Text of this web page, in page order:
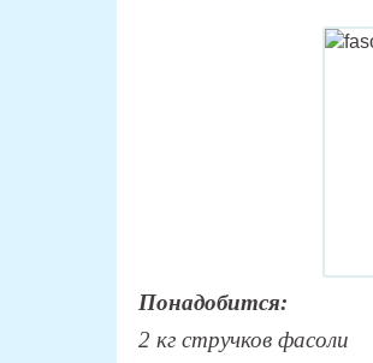
Понадобится:
2 кг стручков фасоли